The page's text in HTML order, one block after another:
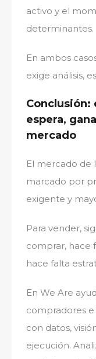
activo y el
determinantes.
En ambos
exige análisis,
Conclusión:
espera,
mercado
El mercado de
marcado por
exigente y
Para vender,
comprar, hace
hace falta
En We Are
compradores
con datos,
ejecución.